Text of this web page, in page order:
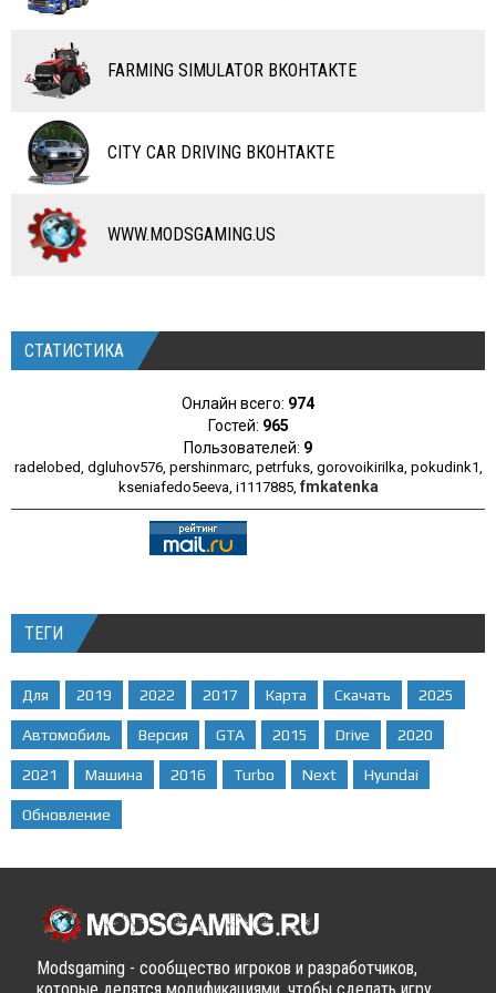
RC ТРАНСПОРТ
КАРТЫ
ЧИТЫ
ПРОГРАММЫ
РАЗНОЕ
FARMING SIMULATOR ВКОНТАКТЕ
CITY CAR DRIVING ВКОНТАКТЕ
WWW.MODSGAMING.US
СТАТИСТИКА
Онлайн всего: 974
Гостей: 965
Пользователей: 9
radelobed, dgluhov576, pershinmarc, petrfuks, gorovoikirilka, pokudink1,
kseniafedo5eeva, i1117885, fmkatenka
ТЕГИ
Для 2019 2022 2017 Карта Скачать 2025
Автомобиль Версия GTA 2015 Drive 2020
2021 Машина 2016 Turbo Next Hyundai
Обновление
Modsgaming - сообщество игроков и разработчиков,